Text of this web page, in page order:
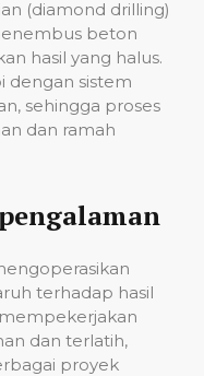
(diamond drilling)
beton
hasil yang halus.
dengan sistem
sehingga proses
dan ramah
terhadap hasil
dan terlatih,
proyek